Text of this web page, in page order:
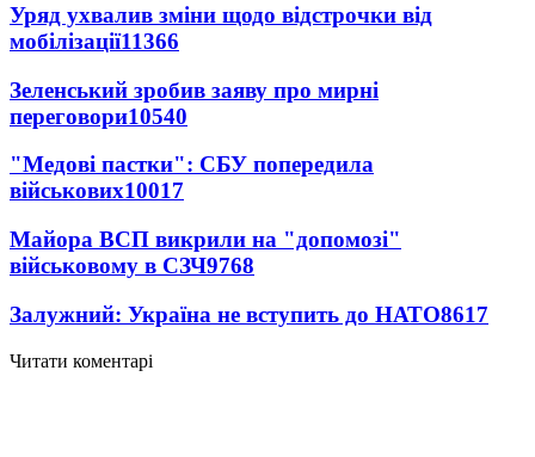
Уряд ухвалив зміни щодо відстрочки від
мобілізації11366
Зеленський зробив заяву про мирні
переговори10540
"Медові пастки": СБУ попередила
військових10017
Майора ВСП викрили на "допомозі"
військовому в СЗЧ9768
Залужний: Україна не вступить до НАТО8617
Читати коментарі